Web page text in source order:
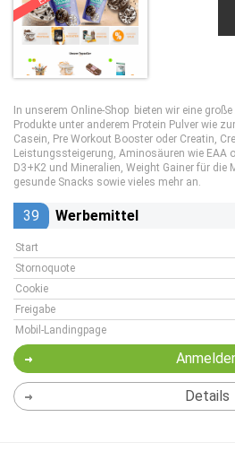
In unserem Online-Shop bieten wir eine
Produkte unter anderem Protein Pulver wie
Casein, Pre Workout Booster oder Creatin,
Leistungssteigerung, Aminosäuren wie EAA
D3+K2 und Mineralien, Weight Gainer für die
gesunde Snacks sowie vieles mehr an.
39 Werbemittel
Start
Stornoquote
Cookie
Freigabe
Mobil-Landingpage
Details